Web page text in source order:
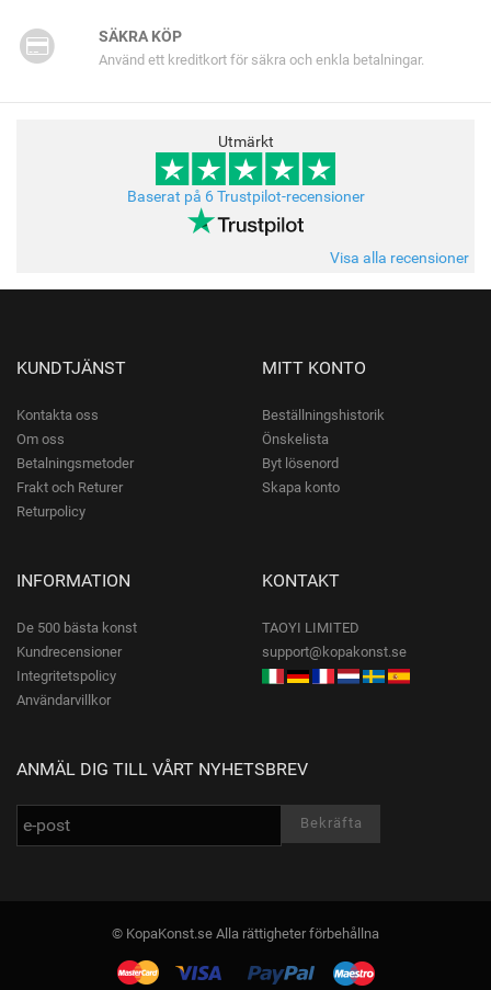
SÄKRA KÖP
Använd ett kreditkort för säkra och enkla betalningar.
Utmärkt
Baserat på 6 Trustpilot-recensioner
Visa alla recensioner
KUNDTJÄNST
Kontakta oss
Om oss
Betalningsmetoder
Frakt och Returer
Returpolicy
MITT KONTO
Beställningshistorik
Önskelista
Byt lösenord
Skapa konto
INFORMATION
De 500 bästa konst
Kundrecensioner
Integritetspolicy
Användarvillkor
KONTAKT
TAOYI LIMITED
support@kopakonst.se
ANMÄL DIG TILL VÅRT NYHETSBREV
© KopaKonst.se Alla rättigheter förbehållna